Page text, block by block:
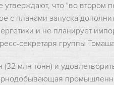
утверждают, что "во втором
с планами запуска
и не планирует
секретаря группы
млн тонн) и